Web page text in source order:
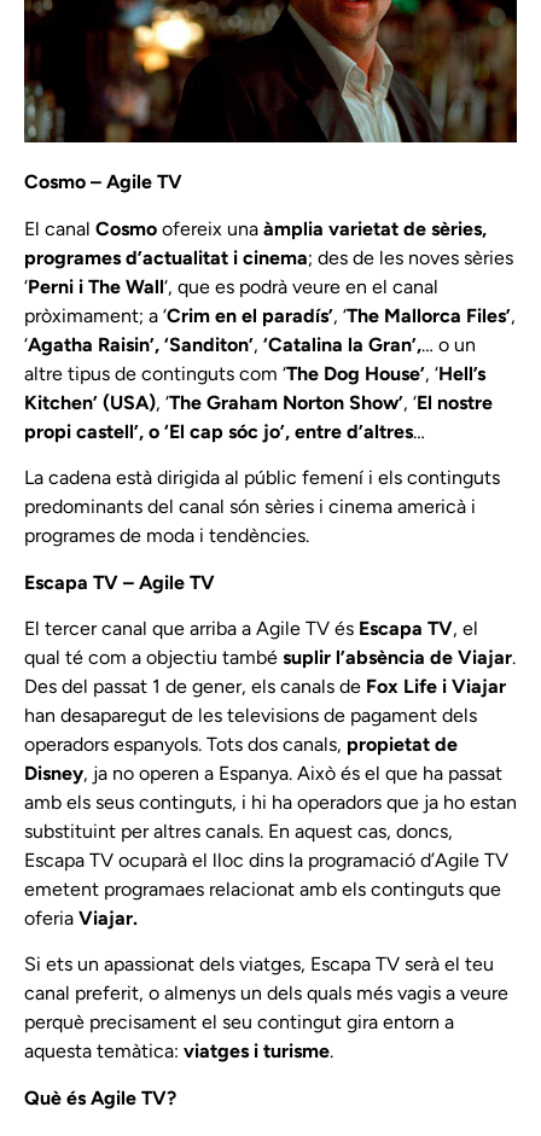
Cosmo – Agile TV
El canal Cosmo ofereix una àmplia varietat de sèries,
programes d’actualitat i cinema; des de les noves sèries
‘Perni i The Wall‘, que es podrà veure en el canal
pròximament; a ‘Crim en el paradís’, ‘The Mallorca Files’,
‘Agatha Raisin’, ‘Sanditon’, ‘Catalina la Gran’,… o un
altre tipus de continguts com ‘The Dog House’, ‘Hell’s
Kitchen’ (USA), ‘The Graham Norton Show’, ‘El nostre
propi castell’, o ‘El cap sóc jo’, entre d’altres…
La cadena està dirigida al públic femení i els continguts
predominants del canal són sèries i cinema americà i
programes de moda i tendències.
Escapa TV – Agile TV
El tercer canal que arriba a Agile TV és Escapa TV, el
qual té com a objectiu també suplir l’absència de Viajar.
Des del passat 1 de gener, els canals de Fox Life i Viajar
han desaparegut de les televisions de pagament dels
operadors espanyols. Tots dos canals, propietat de
Disney, ja no operen a Espanya. Això és el que ha passat
amb els seus continguts, i hi ha operadors que ja ho estan
substituint per altres canals. En aquest cas, doncs,
Escapa TV ocuparà el lloc dins la programació d’Agile TV
emetent programaes relacionat amb els continguts que
oferia Viajar.
Si ets un apassionat dels viatges, Escapa TV serà el teu
canal preferit, o almenys un dels quals més vagis a veure
perquè precisament el seu contingut gira entorn a
aquesta temàtica: viatges i turisme.
Què és Agile TV?